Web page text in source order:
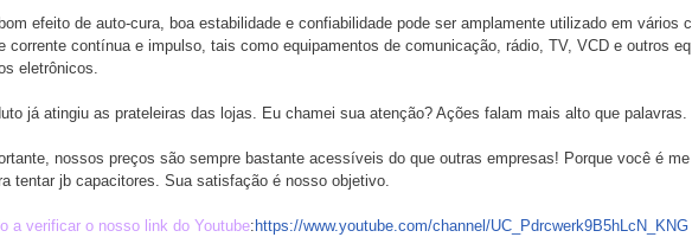
efeito de auto-cura, boa estabilidade e confiabilidade pode ser amplamente utilizado em vários c
corrente contínua e impulso, tais como equipamentos de comunicação, rádio, TV, VCD e outros eq
eletrônicos.
já atingiu as prateleiras das lojas. Eu chamei sua atenção? Ações falam mais alto que palavras.
nossos preços são sempre bastante acessíveis do que outras empresas! Porque você é me
tentar jb capacitores. Sua satisfação é nosso objetivo.
a verificar o nosso link do Youtube: https://www.youtube.com/channel/UC_Pdrcwerk9B5hLcN_KNG